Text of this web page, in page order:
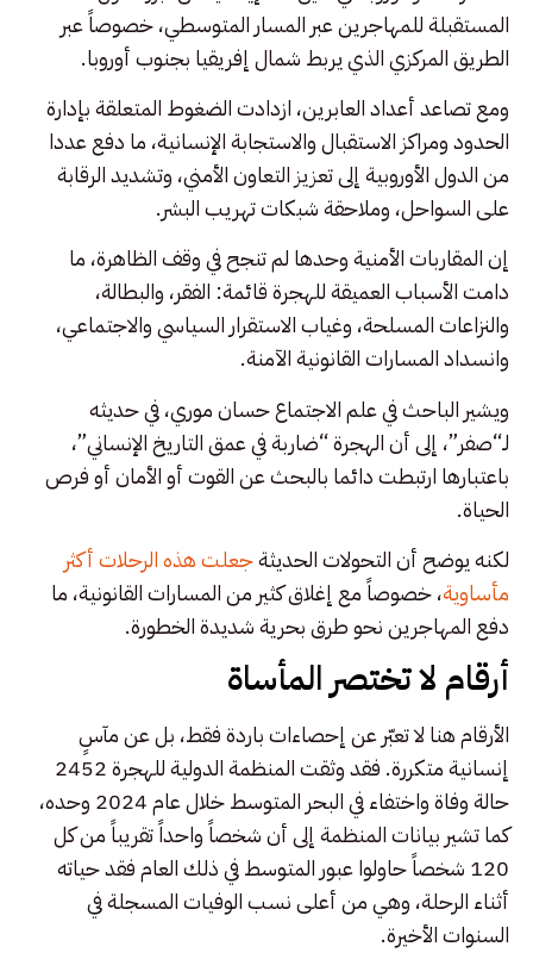
المستقبلة للمهاجرين عبر المسار المتوسطي، خصوصاً عبر
الطريق المركزي الذي يربط شمال إفريقيا بجنوب أوروبا.
ومع تصاعد أعداد العابرين، ازدادت الضغوط المتعلقة بإدارة
الحدود ومراكز الاستقبال والاستجابة الإنسانية، ما دفع عددا
من الدول الأوروبية إلى تعزيز التعاون الأمني، وتشديد الرقابة
على السواحل، وملاحقة شبكات تهريب البشر.
إن المقاربات الأمنية وحدها لم تنجح في وقف الظاهرة، ما
دامت الأسباب العميقة للهجرة قائمة: الفقر، والبطالة،
والنزاعات المسلحة، وغياب الاستقرار السياسي والاجتماعي،
وانسداد المسارات القانونية الآمنة.
ويشير الباحث في علم الاجتماع حسان موري، في حديثه
لـ“صفر”، إلى أن الهجرة “ضاربة في عمق التاريخ الإنساني”،
باعتبارها ارتبطت دائما بالبحث عن القوت أو الأمان أو فرص
الحياة.
لكنه يوضح أن التحولات الحديثةجعلت هذه الرحلات أكثر
مأساوية، خصوصاً مع إغلاق كثير من المسارات القانونية، ما
دفع المهاجرين نحو طرق بحرية شديدة الخطورة.
أرقام لا تختصر المأساة
الأرقام هنا لا تعبّر عن إحصاءات باردة فقط، بل عن مآسٍ
إنسانية متكررة. فقد وثقت المنظمة الدولية للهجرة 2452
حالة وفاة واختفاء في البحر المتوسط خلال عام 2024 وحده،
كما تشير بيانات المنظمة إلى أن شخصاً واحداً تقريباً من كل
120 شخصاً حاولوا عبور المتوسط في ذلك العام فقد حياته
أثناء الرحلة، وهي من أعلى نسب الوفيات المسجلة في
السنوات الأخيرة.